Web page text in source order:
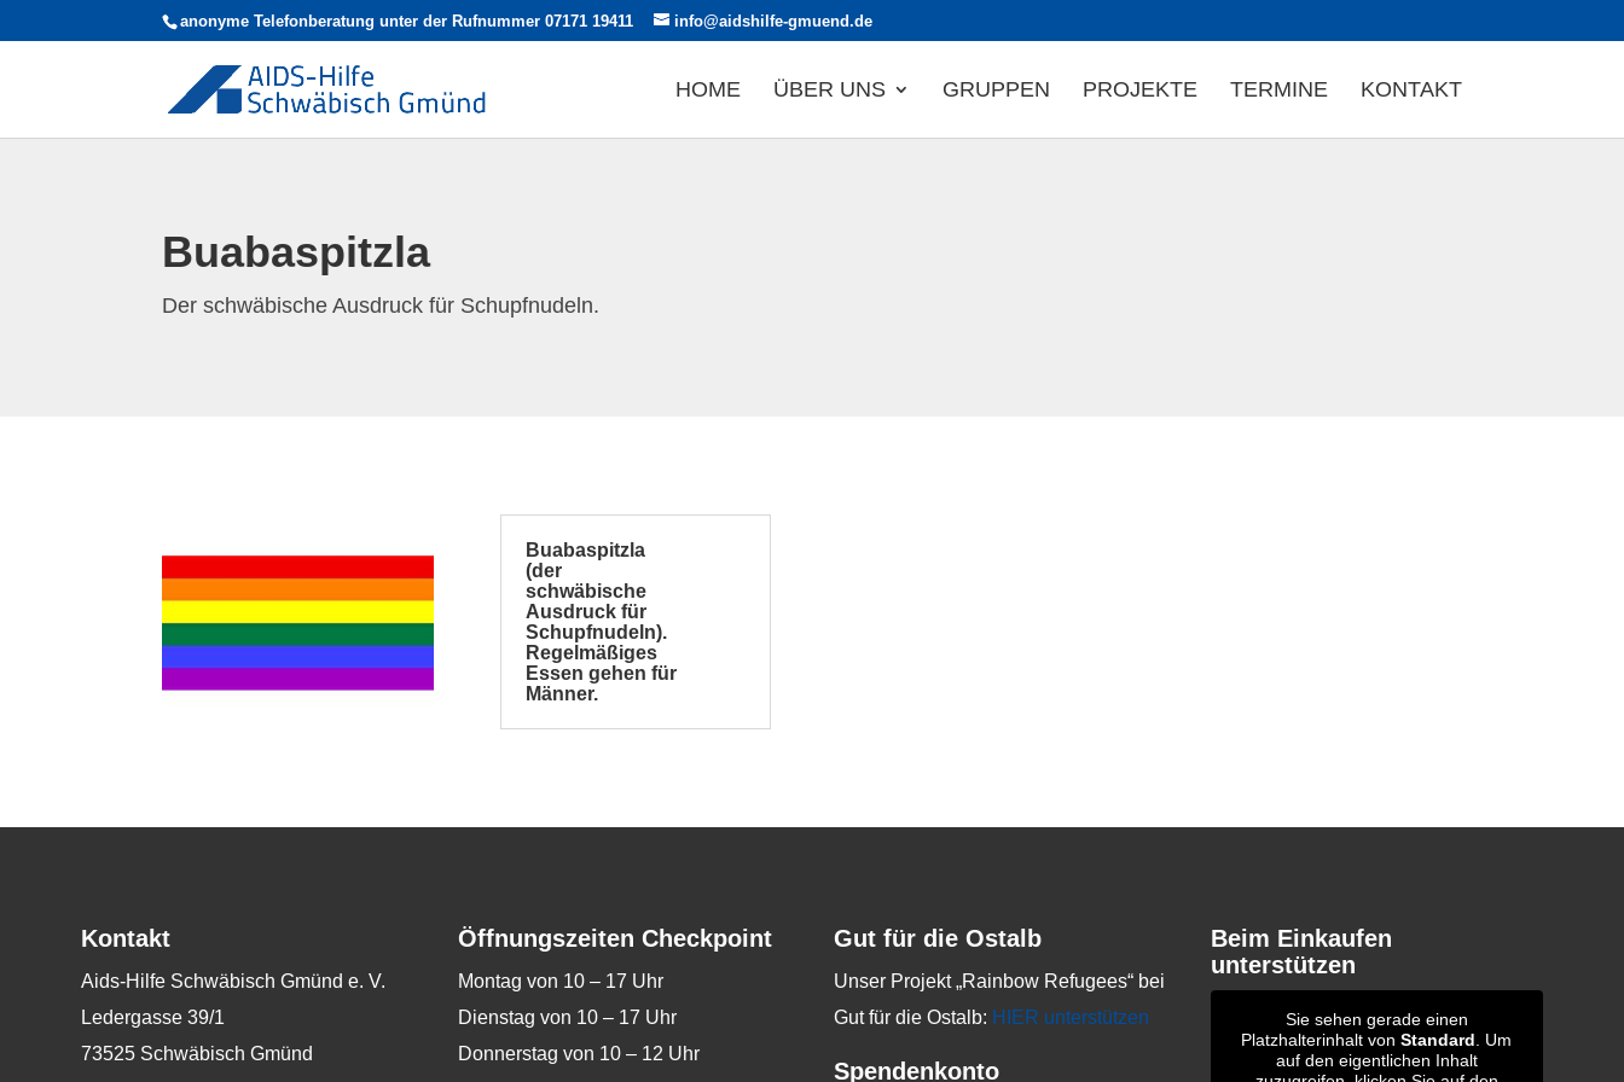
anonyme Telefonberatung unter der Rufnummer 07171 19411 info@aidshilfe-gmuend.de
HOME ÜBER UNS GRUPPEN PROJEKTE TERMINE KONTAKT
Buabaspitzla
Der schwäbische Ausdruck für Schupfnudeln.
Buabaspitzla
(der
schwäbische
Ausdruck für
Schupfnudeln).
Regelmäßiges
Essen gehen für
Männer.
Kontakt
Aids-Hilfe Schwäbisch Gmünd e. V.
Ledergasse 39/1
73525 Schwäbisch Gmünd
Öffnungszeiten Checkpoint
Montag von 10 – 17 Uhr
Dienstag von 10 – 17 Uhr
Donnerstag von 10 – 12 Uhr
Gut für die Ostalb
Unser Projekt „Rainbow Refugees“ bei
Gut für die Ostalb: HIER unterstützen
Spendenkonto
Beim Einkaufen
unterstützen
Sie sehen gerade einen
Platzhalterinhalt vonStandard . Um
auf den eigentlichen Inhalt